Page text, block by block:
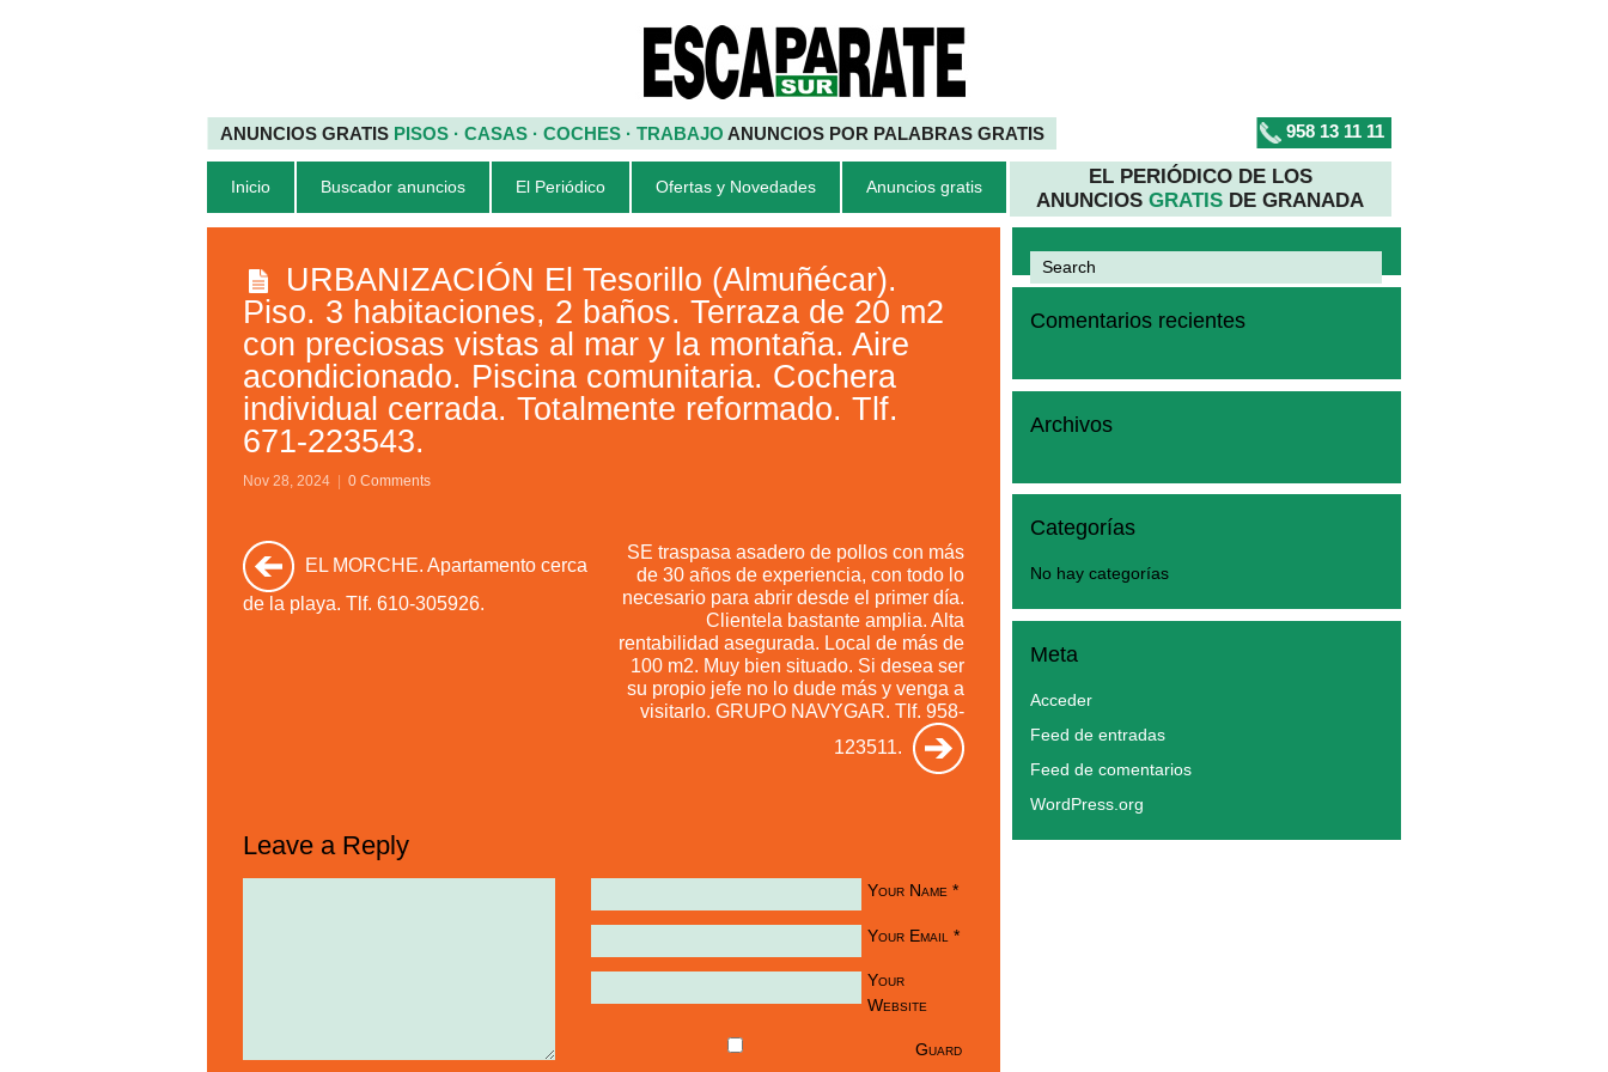
ANUNCIOS GRATIS PISOS · CASAS · COCHES · TRABAJO ANUNCIOS POR PALABRAS GRATIS 958 13 11 11
Inicio Buscador anuncios El Periódico Ofertas y Novedades Anuncios gratis
EL PERIÓDICO DE LOS
ANUNCIOSGRATIS DE GRANADA
URBANIZACIÓN El Tesorillo (Almuñécar).
Piso. 3 habitaciones, 2 baños. Terraza de 20 m2
con preciosas vistas al mar y la montaña. Aire
acondicionado. Piscina comunitaria. Cochera
individual cerrada. Totalmente reformado. Tlf.
671-223543.
Nov 28, 2024 0 Comments
EL MORCHE. Apartamento cerca
de la playa. Tlf. 610-305926.
SE traspasa asadero de pollos con más
de 30 años de experiencia, con todo lo
necesario para abrir desde el primer día.
Clientela bastante amplia. Alta
rentabilidad asegurada. Local de más de
100 m2. Muy bien situado. Si desea ser
su propio jefe no lo dude más y venga a
visitarlo. GRUPO NAVYGAR. Tlf. 958-
123511.
Leave a Reply
Your Name *
Your Email *
Your
Website
Guard
Comentarios recientes
Archivos
Categorías
No hay categorías
Meta
Acceder
Feed de entradas
Feed de comentarios
WordPress.org